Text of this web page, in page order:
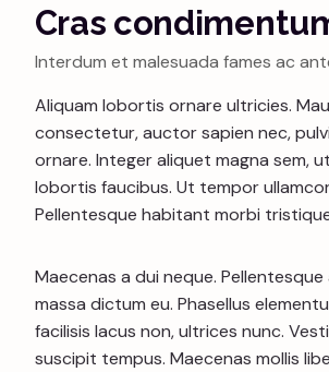
Cras
Interdum et malesuada fames ac
Aliquam lobortis ornare ultricies.
consectetur, auctor sapien nec,
ornare. Integer aliquet magna sem,
lobortis faucibus. Ut tempor
Pellentesque habitant morbi
Maecenas a dui neque.
massa dictum eu. Phasellus
facilisis lacus non, ultrices nunc.
suscipit tempus. Maecenas mollis